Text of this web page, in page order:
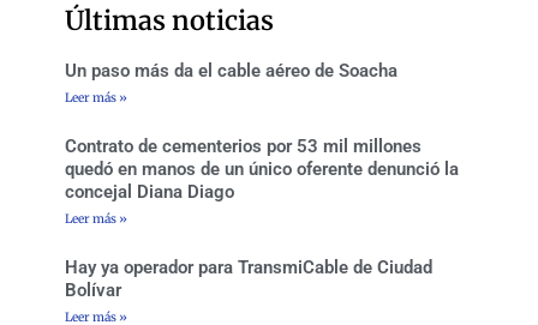
k
-
a
m
Últimas noticias
Un paso más da el cable aéreo de Soacha
Leer más »
Contrato de cementerios por 53 mil millones
quedó en manos de un único oferente denunció la
concejal Diana Diago
Leer más »
Hay ya operador para TransmiCable de Ciudad
Bolívar
Leer más »